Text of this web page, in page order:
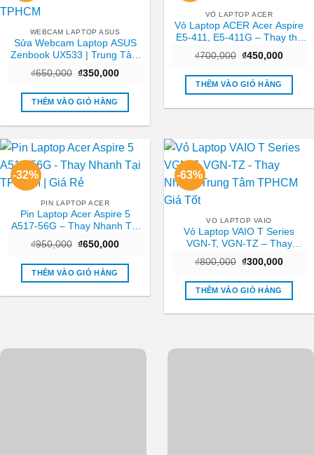
WEBCAM LAPTOP ASUS
Sửa Webcam Laptop ASUS
Zenbook UX533 | Trung Tâm
Laptop Gần Nhất TPHCM
₫650,000 Giá
là:
₫650,000.
₫350,000Giá
tại
₫350,000.
THÊM VÀO GIỎ HÀNG
VỎ LAPTOP ACER
Vỏ Laptop ACER Acer Aspire
E5-411, E5-411G – Thay thế
Trong ngày TPHCM
₫700,000 Giá
là:
₫700,000.
₫450,000Giá
tại
THÊM VÀO GIỎ HÀNG
-32%
PIN LAPTOP ACER
Pin Laptop Acer Aspire 5
A517-56G – Thay Nhanh Tại
TPHCM | Giá Rẻ
₫950,000 Giá
là:
₫950,000.
₫650,000Giá
tại
₫650,000.
THÊM VÀO GIỎ HÀNG
-63%
VO LAPTOP VAIO
Vỏ Laptop VAIO T Series
VGN-T, VGN-TZ – Thay
Nhanh Trung Tâm TPHCM
Giá Tốt
₫800,000 Giá
là:
₫800,000.
₫300,000Giá
tại
THÊM VÀO GIỎ HÀNG